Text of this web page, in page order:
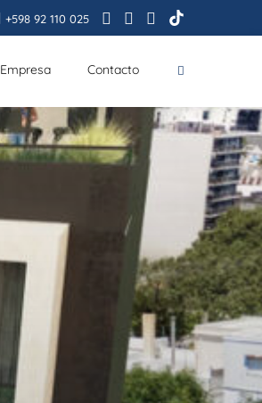
+598 92 110 025
Empresa Contacto